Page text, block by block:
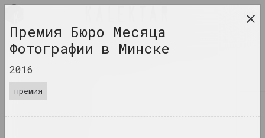
исследовательская платформа беларусского
современного искусства
RUS
Премия Бюро Месяца
Фотографии в Минске
2016
премия